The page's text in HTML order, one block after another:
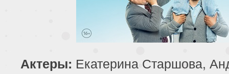
Актеры: Екатерина Старшова,